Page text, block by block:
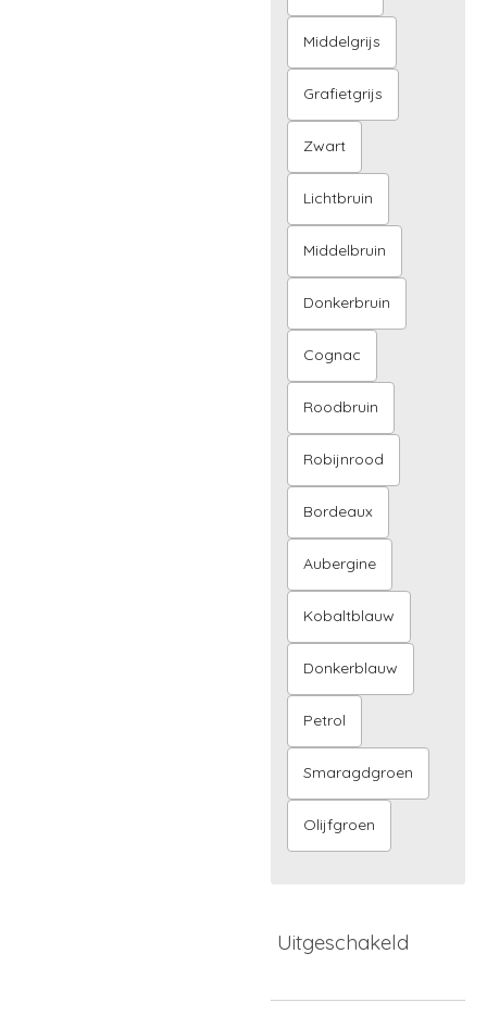
Middelgrijs
Grafietgrijs
Zwart
Lichtbruin
Middelbruin
Donkerbruin
Cognac
Roodbruin
Robijnrood
Bordeaux
Aubergine
Kobaltblauw
Donkerblauw
Petrol
Smaragdgroen
Olijfgroen
Uitgeschakeld